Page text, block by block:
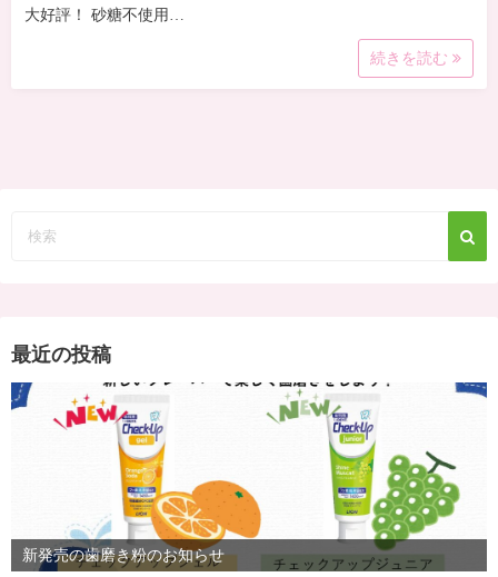
大好評！ 砂糖不使用…
続きを読む
最近の投稿
新発売の歯磨き粉のお知らせ